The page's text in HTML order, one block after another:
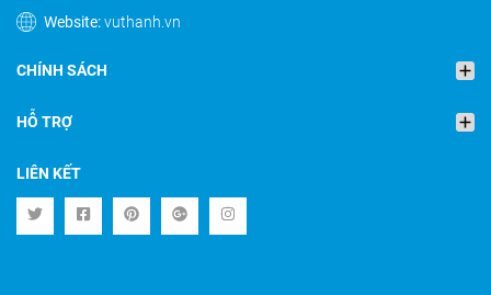
Website:vuthanh.vn
CHÍNH SÁCH
HỖ TRỢ
LIÊN KẾT